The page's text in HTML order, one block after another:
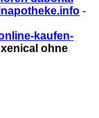
-
kaufen-
ohne